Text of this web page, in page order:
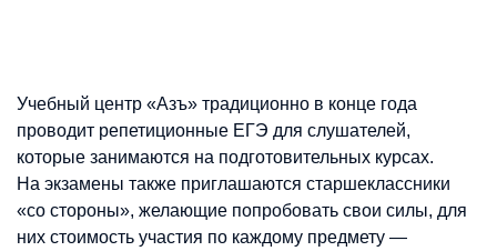
Учебный центр «Азъ» традиционно в конце года
проводит репетиционные ЕГЭ для слушателей,
которые занимаются на подготовительных курсах.
На экзамены также приглашаются старшеклассники
«со стороны», желающие попробовать свои силы, для
них стоимость участия по каждому предмету —